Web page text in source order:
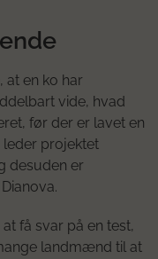
at en ko har
vide, hvad
før der er lavet en
leder projektet
desuden er
få svar på en test,
landmænd til at